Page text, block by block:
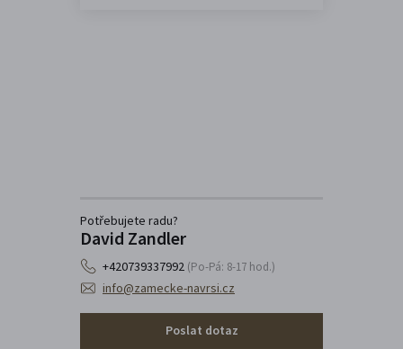
Potřebujete radu?
David Zandler
+420739337992 (Po-Pá: 8-17 hod.)
info@zamecke-navrsi.cz
Poslat dotaz